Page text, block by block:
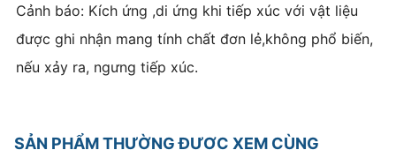
Cảnh báo: Kích ứng ,di ứng khi tiếp xúc với vật liệu
được ghi nhận mang tính chất đơn lẻ,không phổ biến,
nếu xảy ra, ngưng tiếp xúc.
SẢN PHẨM THƯỜNG ĐƯỢC XEM CÙNG